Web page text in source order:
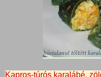
Kapros-túrós karalábé,